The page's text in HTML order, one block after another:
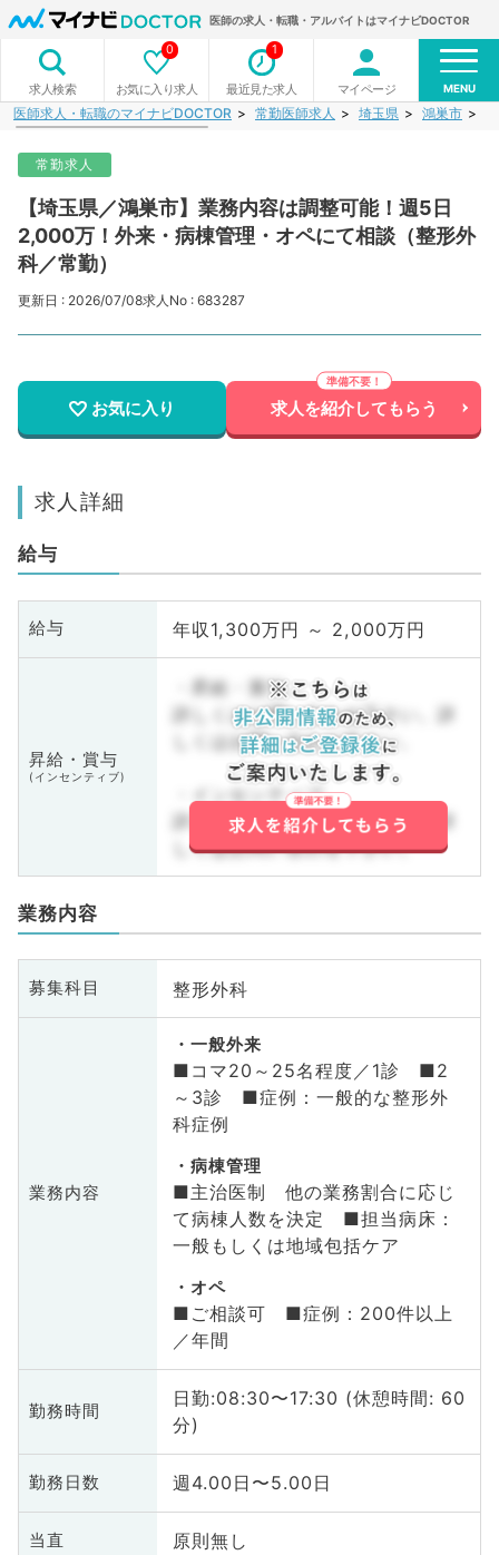
医師の求人・転職・アルバイトはマイナビDOCTOR
求人検索 お気に入り求人
0
最近見た求人
1
マイページ MENU
医師求人・転職のマイナビDOCTOR 常勤医師求人 埼玉県 鴻巣市
常勤求人
【埼玉県／鴻巣市】業務内容は調整可能！週5日
2,000万！外来・病棟管理・オペにて相談（整形外
科／常勤）
更新日 : 2026/07/08求人No : 683287
お気に入り 求人を紹介してもらう
求人詳細
給与
給与 年収1,300万円 ～ 2,000万円
昇給・賞与
(インセンティブ)
・昇給・賞与
詳しくはお問い合わせ下さい。詳
しくはお問い合わせ下さい。
・インセンティブ
詳しくはお問い合わせ下さい。詳
しくはお問い合わせ下さい。
業務内容
募集科目 整形外科
業務内容
一般外来
■コマ20～25名程度／1診 ■2
～3診 ■症例：一般的な整形外
科症例
病棟管理
■主治医制 他の業務割合に応じ
て病棟人数を決定 ■担当病床：
一般もしくは地域包括ケア
オペ
■ご相談可 ■症例：200件以上
／年間
勤務時間
日勤:08:30〜17:30 (休憩時間: 60
分)
勤務日数 週4.00日〜5.00日
当直 原則無し